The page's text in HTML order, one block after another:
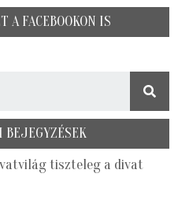
A FACEBOOKON IS
BEJEGYZÉSEK
tiszteleg a divat